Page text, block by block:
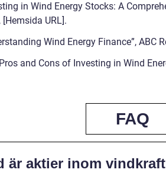
in Wind Energy Stocks: A
URL].
Wind Energy Finance”, ABC
and Cons of Investing in Wind
FAQ
är aktier inom